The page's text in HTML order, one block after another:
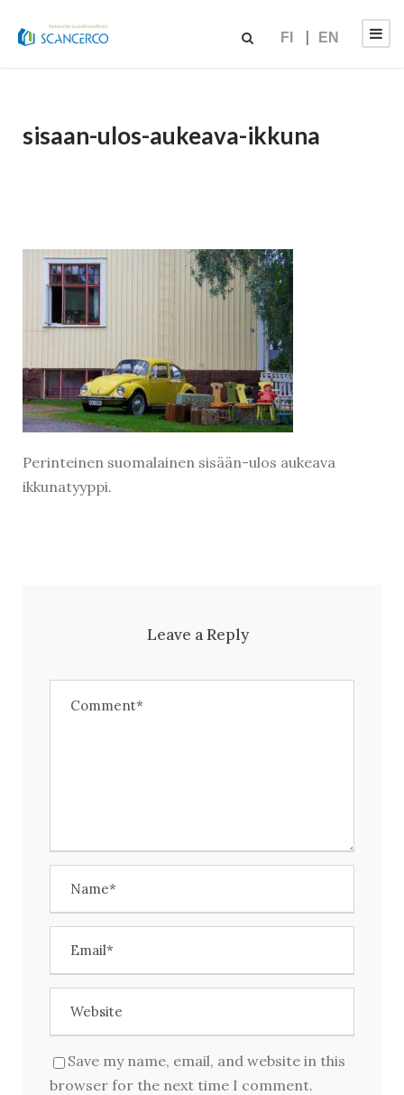
FI EN
sisaan-ulos-aukeava-ikkuna
Perinteinen suomalainen sisään-ulos aukeava
ikkunatyyppi.
Leave a Reply
Save my name, email, and website in this
browser for the next time I comment.